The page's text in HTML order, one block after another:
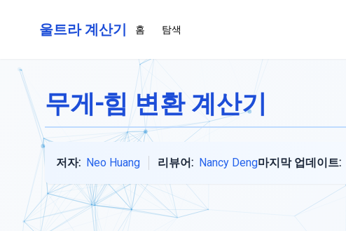
울트라 계산기 홈 탐색
무게-힘 변환 계산기
저자: Neo Huang 리뷰어: Nancy Deng마지막 업데이트: